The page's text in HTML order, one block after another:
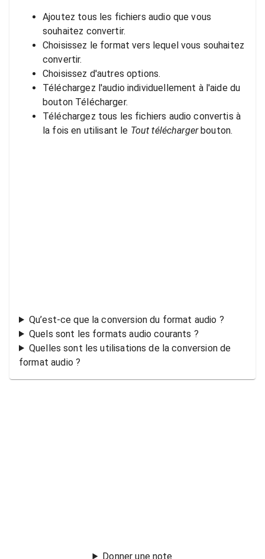
Ajoutez tous les fichiers audio que vous
souhaitez convertir.
Choisissez le format vers lequel vous souhaitez
convertir.
Choisissez d'autres options.
Téléchargez l'audio individuellement à l'aide du
bouton Télécharger.
Téléchargez tous les fichiers audio convertis à
la fois en utilisant le Tout téléchargerbouton.
Qu’est-ce que la conversion du format audio ?
Quels sont les formats audio courants ?
Quelles sont les utilisations de la conversion de
format audio ?
Donner une note